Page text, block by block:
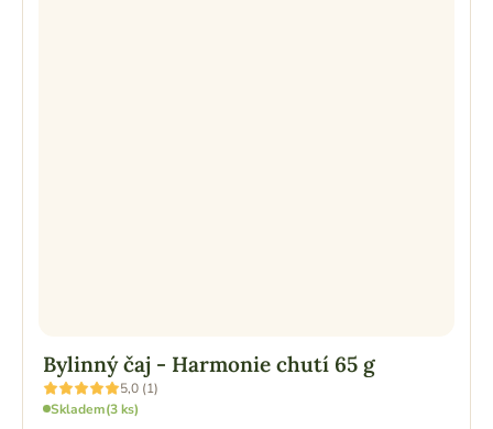
Bylinný čaj - Harmonie chutí 65 g
Průměrné
hodnocení
produktu
5,0 (1)
Skladem(3 ks)